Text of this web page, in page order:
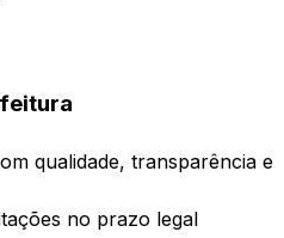
qualidade, transparência e
no prazo legal